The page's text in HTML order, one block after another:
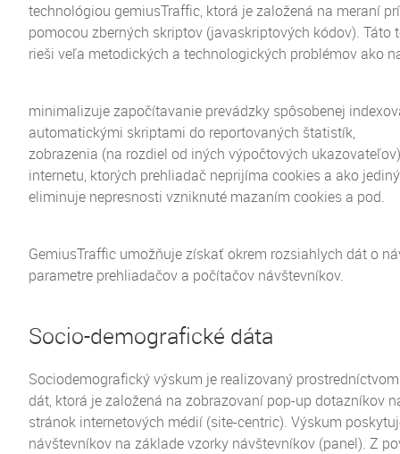
technológiou gemiusTraffic, ktorá je založená na meraní
pomocou zberných skriptov (javaskriptových kódov). Táto
rieši veľa metodických a technologických problémov ako
minimalizuje započítavanie prevádzky spôsobenej
automatickými skriptami do reportovaných štatistík,
zobrazenia (na rozdiel od iných výpočtových
internetu, ktorých prehliadač neprijíma cookies a ako
eliminuje nepresnosti vzniknuté mazaním cookies a pod.
GemiusTraffic umožňuje získať okrem rozsiahlych dát o
parametre prehliadačov a počítačov návštevníkov.
Socio-demografické dáta
Sociodemografický výskum je realizovaný
dát, ktorá je založená na zobrazovaní pop-up dotazníkov
stránok internetových médií (site-centric). Výskum
návštevníkov na základe vzorky návštevníkov (panel). Z